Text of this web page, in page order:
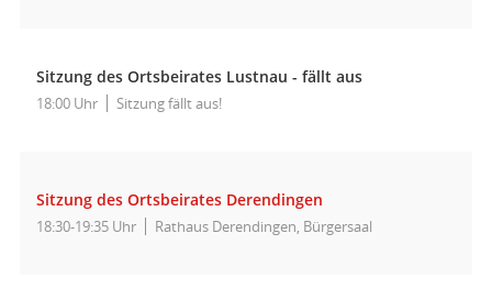
Sitzung des Ortsbeirates Lustnau - fällt aus
18:00 Uhr Sitzung fällt aus!
Sitzung des Ortsbeirates Derendingen
18:30-19:35 Uhr Rathaus Derendingen, Bürgersaal